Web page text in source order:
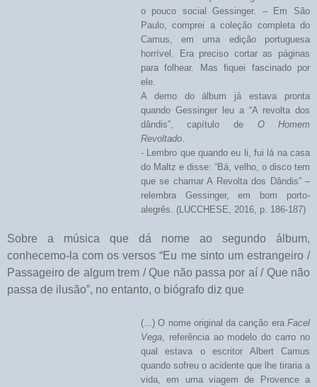
o pouco social Gessinger. – Em São
Paulo, comprei a coleção completa do
Camus, em uma edição portuguesa
horrível. Era preciso cortar as páginas
para folhear. Mas fiquei fascinado por
ele.
A demo do álbum já estava pronta
quando Gessinger leu a “A revolta dos
dândis”, capítulo de O Homem
Revoltado.
- Lembro que quando eu li, fui lá na casa
do Maltz e disse: “Bá, velho, o disco tem
que se chamar A Revolta dos Dândis” –
relembra Gessinger, em bom porto-
alegrês. (LUCCHESE, 2016, p. 186-187)
Sobre a música que dá nome ao segundo álbum,
conhecemo-la com os versos “Eu me sinto um estrangeiro /
Passageiro de algum trem / Que não passa por aí / Que não
passa de ilusão”, no entanto, o biógrafo diz que
(...) O nome original da canção era Facel
Vega, referência ao modelo do carro no
qual estava o escritor Albert Camus
quando sofreu o acidente que lhe tiraria a
vida, em uma viagem de Provence a